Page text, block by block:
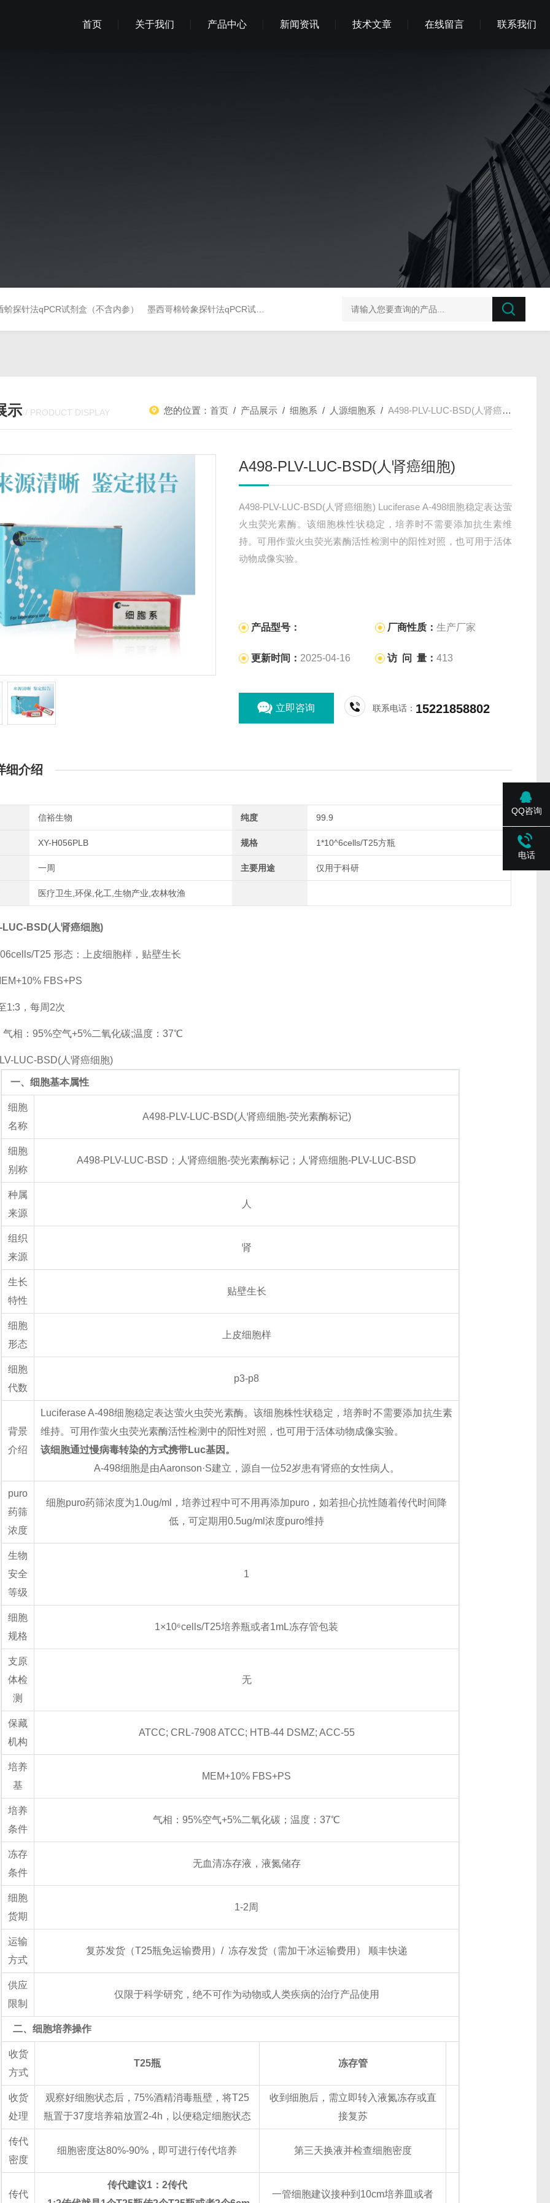
首页 关于我们 产品中心 新闻资讯 技术文章 在线留言 联系我们
蚧探针法qPCR试剂盒（不含内参） 墨西哥棉铃象探针法qPCR试剂盒（不含内参） 榛子东部枯萎病菌探针法qPCR试剂盒不含内参
示 / PRODUCT DISPLAY 您的位置：首页 / 产品展示 /细胞系 / 人源细胞系 /A498-PLV-LUC-BSD(人肾癌细胞)
A498-PLV-LUC-BSD(人肾癌细胞)
A498-PLV-LUC-BSD(人肾癌细胞) Luciferase A-498细胞稳定表达萤
火虫荧光素酶。该细胞株性状稳定，培养时不需要添加抗生素维
持。可用作萤火虫荧光素酶活性检测中的阳性对照，也可用于活体
动物成像实验。
产品型号： 厂商性质：生产厂家
更新时间： 2025-04-16 访 问 量：413
立即咨询 联系电话： 15221858802
细介绍
信裕生物 纯度 99.9
XY-H056PLB 规格 1*10^6cells/T25方瓶
一周 主要用途 仅用于科研
医疗卫生,环保,化工,生物产业,农林牧渔
LUC-BSD(人肾癌细胞)
T25 形态：上皮细胞样，贴壁生长
FBS+PS
1:3，每周2次
气相：95%空气+5%二氧化碳;温度：37℃
一、细胞基本属性
细胞
名称
A498-PLV-LUC-BSD(人肾癌细胞-荧光素酶标记)
细胞
别称
A498-PLV-LUC-BSD；人肾癌细胞-荧光素酶标记；人肾癌细胞-PLV-LUC-BSD
种属
来源
人
组织
来源
肾
生长
特性
贴壁生长
细胞
形态
上皮细胞样
细胞
代数
p3-p8
背景
介绍
Luciferase A-498细胞稳定表达萤火虫荧光素酶。该细胞株性状稳定，培养时不需要添加抗生素
维持。可用作萤火虫荧光素酶活性检测中的阳性对照，也可用于活体动物成像实验。
该细胞通过慢病毒转染的方式携带Luc基因。
A-498细胞是由Aaronson·S建立，源自一位52岁患有肾癌的女性病人。
puro
药筛
浓度
细胞puro药筛浓度为1.0ug/ml，培养过程中可不用再添加puro，如若担心抗性随着传代时间降
低，可定期用0.5ug/ml浓度puro维持
生物
安全
等级
1
细胞
规格
1×10⁶cells/T25培养瓶或者1mL冻存管包装
支原
体检
测
无
保藏
机构
ATCC; CRL-7908 ATCC; HTB-44 DSMZ; ACC-55
培养
基
MEM+10% FBS+PS
培养
条件
气相：95%空气+5%二氧化碳；温度：37℃
冻存
条件
无血清冻存液，液氮储存
细胞
货期
1-2周
运输
方式
复苏发货（T25瓶免运输费用）/ 冻存发货（需加干冰运输费用） 顺丰快递
供应
限制
仅限于科学研究，绝不可作为动物或人类疾病的治疗产品使用
二、细胞培养操作
收货
方式
T25瓶 冻存管
收货
处理
观察好细胞状态后，75%酒精消毒瓶壁，将T25
瓶置于37度培养箱放置2-4h，以便稳定细胞状态
收到细胞后，需立即转入液氮冻存或直
接复苏
传代
密度
细胞密度达80%-90%，即可进行传代培养 第三天换液并检查细胞密度
传代
传代建议1：2传代
一管细胞建议接种到10cm培养皿或者
QQ咨询
电话